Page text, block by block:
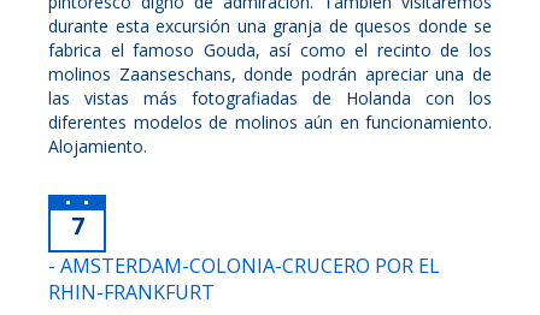
durante esta excursión una granja de quesos donde se
fabrica el famoso Gouda, así como el recinto de los
molinos Zaanseschans, donde podrán apreciar una de
las vistas más fotografiadas de Holanda con los
diferentes modelos de molinos aún en funcionamiento.
Alojamiento.
7
- AMSTERDAM-COLONIA-CRUCERO POR EL
RHIN-FRANKFURT